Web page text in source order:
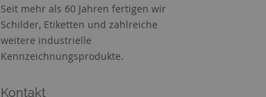
Seit mehr als 60 Jahren fertigen wir
Schilder, Etiketten und zahlreiche
weitere industrielle
Kennzeichnungsprodukte.
Kontakt